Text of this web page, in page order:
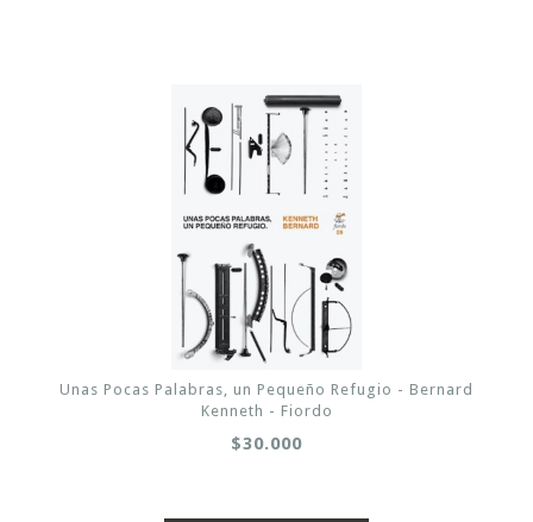
Unas Pocas Palabras, un Pequeño Refugio - Bernard
Kenneth - Fiordo
$30.000